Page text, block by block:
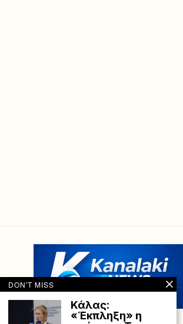
DON'T MISS
Κάλας:
«Έκπληξη» η